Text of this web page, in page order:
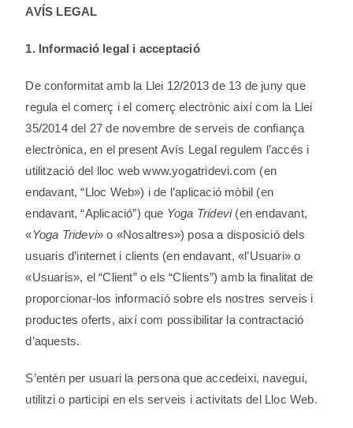
AVÍS LEGAL
1. Informació legal i acceptació
De conformitat amb la Llei 12/2013 de 13 de juny que
regula el comerç i el comerç electrònic així com la Llei
35/2014 del 27 de novembre de serveis de confiança
electrònica, en el present Avís Legal regulem l’accés i
utilització del lloc web www.yogatridevi.com (en
endavant, “Lloc Web») i de l’aplicació mòbil (en
endavant, “Aplicació”) que Yoga Tridevi(en endavant,
«Yoga Tridevi» o «Nosaltres») posa a disposició dels
usuaris d’internet i clients (en endavant, «l’Usuari» o
«Usuaris», el “Client” o els “Clients”) amb la finalitat de
proporcionar-los informació sobre els nostres serveis i
productes oferts, així com possibilitar la contractació
d’aquests.
S’entén per usuari la persona que accedeixi, navegui,
utilitzi o participi en els serveis i activitats del Lloc Web.